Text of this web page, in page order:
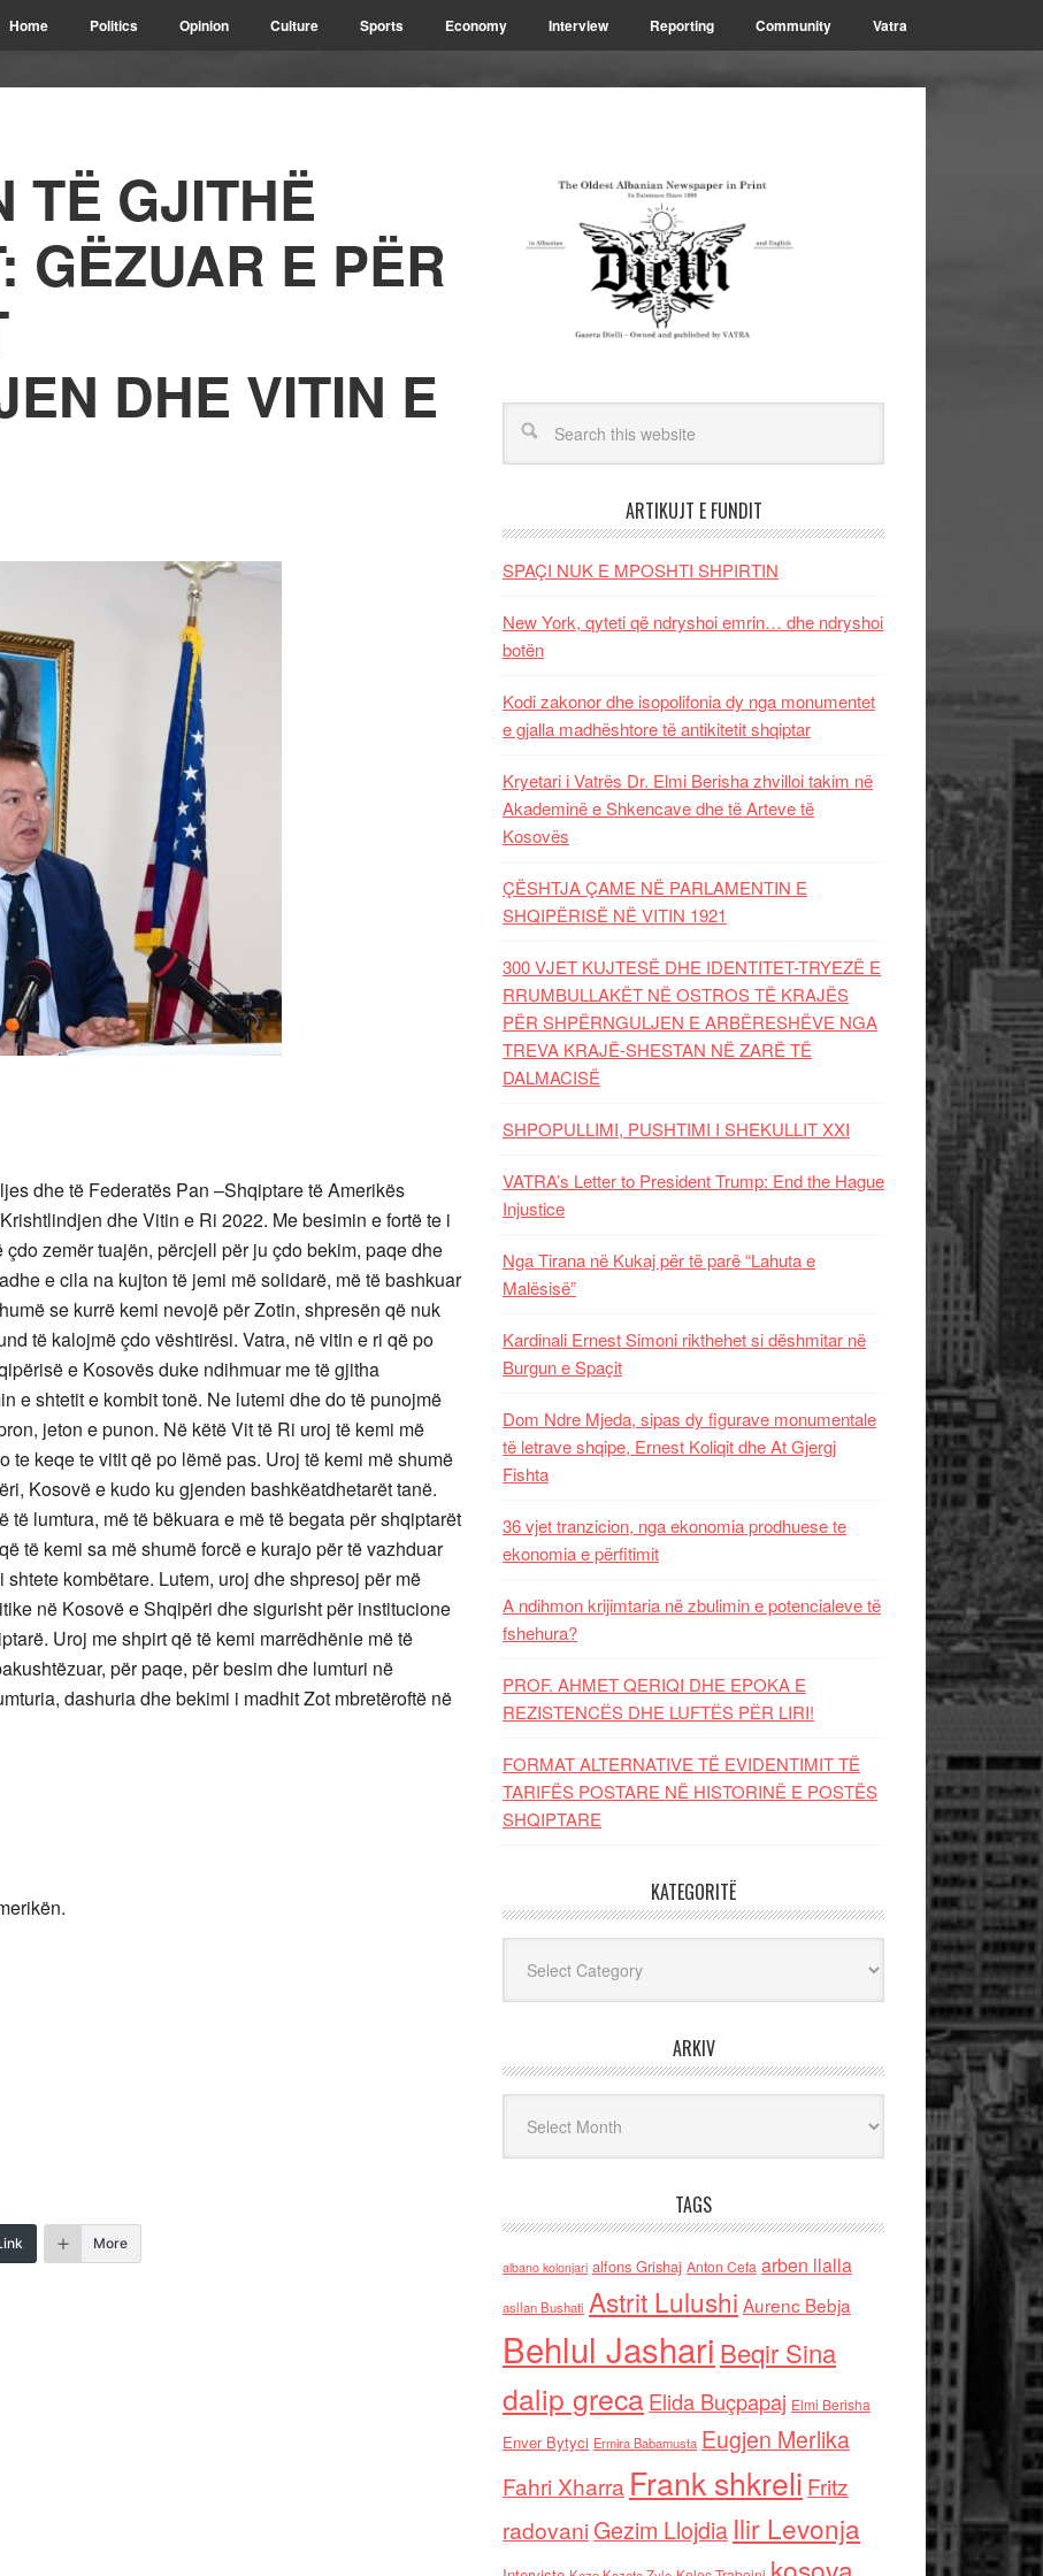
Home Politics Opinion Culture Sports Economy Interview Reporting Community Vatra
TË GJITHË
GËZUAR E PËR
DHE VITIN E
dhe të Federatës Pan –Shqiptare të Amerikës
dhe Vitin e Ri 2022. Me besimin e fortë te i
zemër tuajën, përcjell për ju çdo bekim, paqe dhe
e cila na kujton të jemi më solidarë, më të bashkuar
se kurrë kemi nevojë për Zotin, shpresën që nuk
të kalojmë çdo vështirësi. Vatra, në vitin e ri që po
e Kosovës duke ndihmuar me të gjitha
e shtetit e kombit tonë. Ne lutemi dhe do të punojmë
jeton e punon. Në këtë Vit të Ri uroj të kemi më
te keqe te vitit që po lëmë pas. Uroj të kemi më shumë
Kosovë e kudo ku gjenden bashkëatdhetarët tanë.
të lumtura, më të bëkuara e më të begata për shqiptarët
të kemi sa më shumë forcë e kurajo për të vazhduar
kombëtare. Lutem, uroj dhe shpresoj për më
në Kosovë e Shqipëri dhe sigurisht për institucione
Uroj me shpirt që të kemi marrëdhënie më të
për paqe, për besim dhe lumturi në
dashuria dhe bekimi i madhit Zot mbretëroftë në
More
ARTIKUJT E FUNDIT
SPAÇI NUK E MPOSHTI SHPIRTIN
New York, qyteti që ndryshoi emrin… dhe ndryshoi
botën
Kodi zakonor dhe isopolifonia dy nga monumentet
e gjalla madhështore të antikitetit shqiptar
Kryetari i Vatrës Dr. Elmi Berisha zhvilloi takim në
Akademinë e Shkencave dhe të Arteve të
Kosovës
ÇËSHTJA ÇAME NË PARLAMENTIN E
SHQIPËRISË NË VITIN 1921
300 VJET KUJTESË DHE IDENTITET-TRYEZË E
RRUMBULLAKËT NË OSTROS TË KRAJËS
PËR SHPËRNGULJEN E ARBËRESHËVE NGA
TREVA KRAJË-SHESTAN NË ZARË TË
DALMACISË
SHPOPULLIMI, PUSHTIMI I SHEKULLIT XXI
VATRA’s Letter to President Trump: End the Hague
Injustice
Nga Tirana në Kukaj për të parë “Lahuta e
Malësisë”
Kardinali Ernest Simoni rikthehet si dëshmitar në
Burgun e Spaçit
Dom Ndre Mjeda, sipas dy figurave monumentale
të letrave shqipe, Ernest Koliqit dhe At Gjergj
Fishta
36 vjet tranzicion, nga ekonomia prodhuese te
ekonomia e përfitimit
A ndihmon krijimtaria në zbulimin e potencialeve të
fshehura?
PROF. AHMET QERIQI DHE EPOKA E
REZISTENCЁS DHE LUFTЁS PЁR LIRI!
FORMAT ALTERNATIVE TË EVIDENTIMIT TË
TARIFËS POSTARE NË HISTORINË E POSTËS
SHQIPTARE
KATEGORITË
ARKIV
TAGS
albano kolonjari alfons Grishaj Anton Cefa arben llalla
asllan Bushati Astrit Lulushi Aurenc Bebja
Behlul Jashari Beqir Sina
dalip grecaElida Buçpapaj Elmi Berisha
Enver Bytyci Ermira Babamusta Eugjen Merlika
Fahri Xharra Frank shkreli Fritz
radovaniGezim Llojdia Ilir Levonja